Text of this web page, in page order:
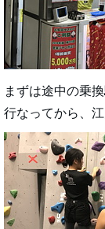
まずは途中の乗
行なってから、江